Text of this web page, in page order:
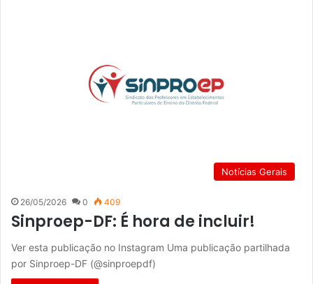
Notícias Gerais
26/05/2026 0 409
Sinproep-DF: É hora de incluir!
Ver esta publicação no Instagram Uma publicação partilhada
por Sinproep-DF (@sinproepdf)